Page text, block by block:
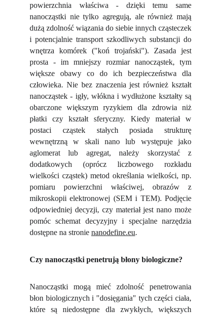
powierzchnia właściwa - dzięki temu same
nanocząstki nie tylko agregują, ale również mają
dużą zdolność wiązania do siebie innych cząsteczek
i potencjalnie transport szkodliwych substancji do
wnętrza komórek ("koń trojański"). Zasada jest
prosta - im mniejszy rozmiar nanocząstek, tym
większe obawy co do ich bezpieczeństwa dla
człowieka. Nie bez znaczenia jest również kształt
nanocząstek - igły, włókna i wydłużone kształty są
obarczone większym ryzykiem dla zdrowia niż
płatki czy kształt sferyczny. Kiedy materiał w
postaci cząstek stałych posiada strukturę
wewnętrzną w skali nano lub występuje jako
aglomerat lub agregat, należy skorzystać z
dodatkowych (oprócz liczbowego rozkładu
wielkości cząstek) metod określania wielkości, np.
pomiaru powierzchni właściwej, obrazów z
mikroskopii elektronowej (SEM i TEM). Podjęcie
odpowiedniej decyzji, czy materiał jest nano może
pomóc schemat decyzyjny i specjalne narzędzia
dostępne na stronie nanodefine.eu.
Czy nanocząstki penetrują błony biologiczne?
Nanocząstki mogą mieć zdolność penetrowania
błon biologicznych i "dosięgania" tych części ciała,
które są niedostępne dla zwykłych, większych